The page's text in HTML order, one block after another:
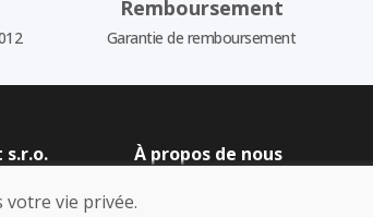
Remboursement
Garantie de remboursement
s.r.o.
À propos de nous
À propos de nous
vie privée.